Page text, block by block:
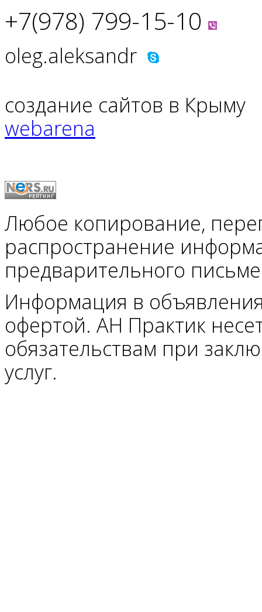
+7(978) 799-15-10
oleg.aleksandr
создание сайтов в Крыму
webarena
Любое копирование,
распространение
предварительного
Информация в
офертой. АН Практик
обязательствам при
услуг.